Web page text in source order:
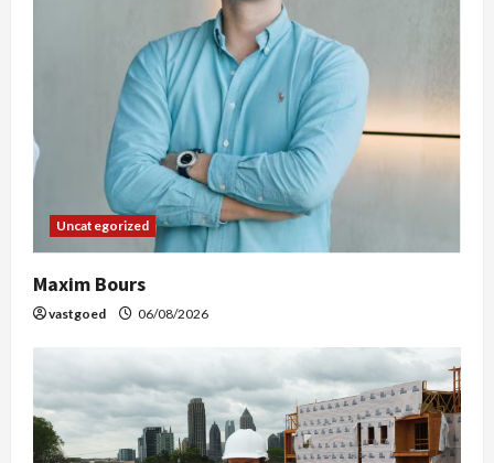
Uncategorized
Maxim Bours
vastgoed 06/08/2026